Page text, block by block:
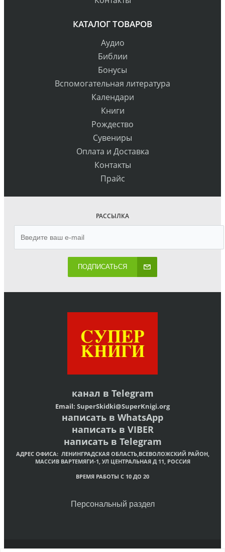
КАТАЛОГ ТОВАРОВ
Аудио
Библии
Бонусы
Вспомогательная литература
Календари
Книги
Рождество
Сувениры
Оплата и Доставка
Контакты
Прайс
РАССЫЛКА
ПОДПИСАТЬСЯ
канал в Telegram
Email: SuperSkidki@SuperKnigi.org
написать в WhatsApp
написать в VIBER
написать в Telegram
АДРЕС ОФИСА: ЛЕНИНГРАДСКАЯ ОБЛАСТЬ,ВСЕВОЛОЖСКИЙ РАЙОН,
МАССИВ ВАРТЕМЯГИ-1, УЛ ЦЕНТРАЛЬНАЯ Д 11, РОССИЯ
ВРЕМЯ РАБОТЫ С 10 ДО 20
Персональный раздел